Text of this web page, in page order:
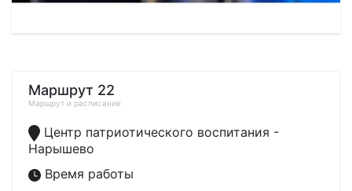
Маршрут 22
Маршрут и расписание
Центр патриотического воспитания -
Нарышево
Время работы